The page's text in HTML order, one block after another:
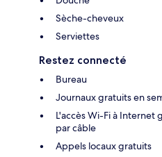
Sèche-cheveux
Serviettes
Restez connecté
Bureau
Journaux gratuits en
L'accès Wi-Fi à Internet
par câble
Appels locaux gratuits